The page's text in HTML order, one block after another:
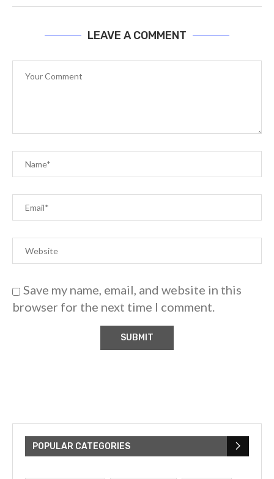
LEAVE A COMMENT
Save my name, email, and website in this
browser for the next time I comment.
POPULAR CATEGORIES